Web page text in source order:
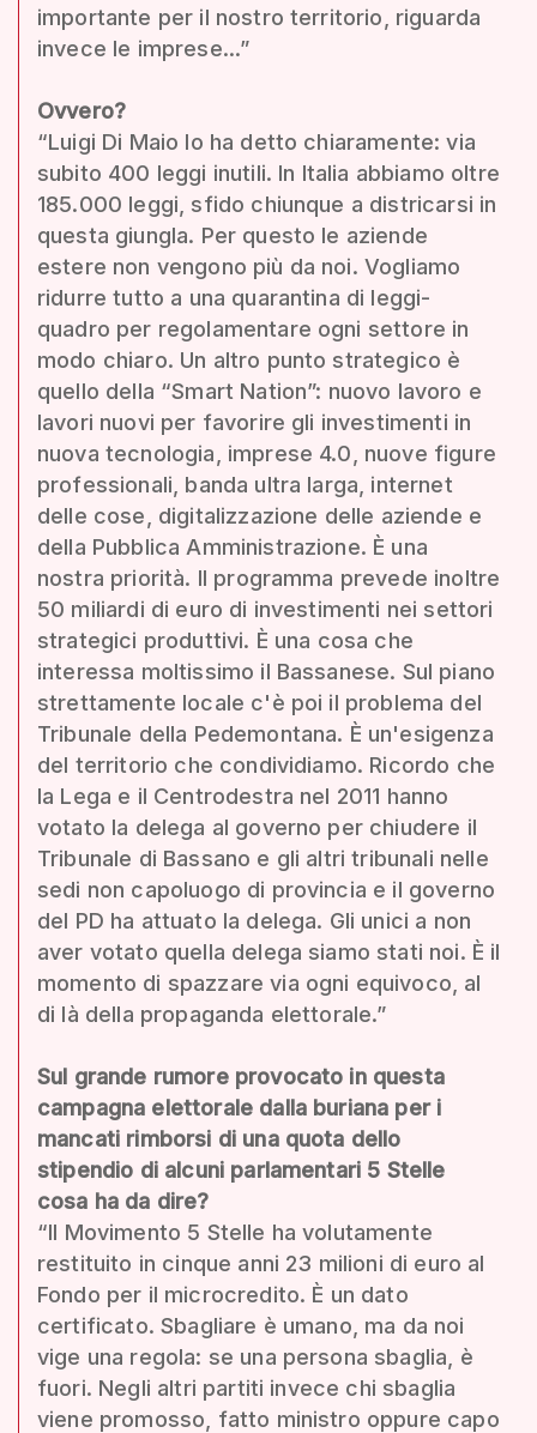
importante per il nostro territorio, riguarda
invece le imprese...”
Ovvero?
“Luigi Di Maio lo ha detto chiaramente: via
subito 400 leggi inutili. In Italia abbiamo oltre
185.000 leggi, sfido chiunque a districarsi in
questa giungla. Per questo le aziende
estere non vengono più da noi. Vogliamo
ridurre tutto a una quarantina di leggi-
quadro per regolamentare ogni settore in
modo chiaro. Un altro punto strategico è
quello della “Smart Nation”: nuovo lavoro e
lavori nuovi per favorire gli investimenti in
nuova tecnologia, imprese 4.0, nuove figure
professionali, banda ultra larga, internet
delle cose, digitalizzazione delle aziende e
della Pubblica Amministrazione. È una
nostra priorità. Il programma prevede inoltre
50 miliardi di euro di investimenti nei settori
strategici produttivi. È una cosa che
interessa moltissimo il Bassanese. Sul piano
strettamente locale c'è poi il problema del
Tribunale della Pedemontana. È un'esigenza
del territorio che condividiamo. Ricordo che
la Lega e il Centrodestra nel 2011 hanno
votato la delega al governo per chiudere il
Tribunale di Bassano e gli altri tribunali nelle
sedi non capoluogo di provincia e il governo
del PD ha attuato la delega. Gli unici a non
aver votato quella delega siamo stati noi. È il
momento di spazzare via ogni equivoco, al
di là della propaganda elettorale.”
Sul grande rumore provocato in questa
campagna elettorale dalla buriana per i
mancati rimborsi di una quota dello
stipendio di alcuni parlamentari 5 Stelle
cosa ha da dire?
“Il Movimento 5 Stelle ha volutamente
restituito in cinque anni 23 milioni di euro al
Fondo per il microcredito. È un dato
certificato. Sbagliare è umano, ma da noi
vige una regola: se una persona sbaglia, è
fuori. Negli altri partiti invece chi sbaglia
viene promosso, fatto ministro oppure capo